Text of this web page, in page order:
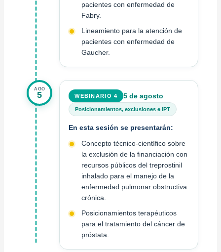
pacientes con enfermedad de
Fabry.
Lineamiento para la atención de
pacientes con enfermedad de
Gaucher.
AGO
5 WEBINARIO 4 5 de agosto
Posicionamientos, exclusiones e IPT
En esta sesión se presentarán:
Concepto técnico-científico sobre
la exclusión de la financiación con
recursos públicos del treprostinil
inhalado para el manejo de la
enfermedad pulmonar obstructiva
crónica.
Posicionamientos terapéuticos
para el tratamiento del cáncer de
próstata.